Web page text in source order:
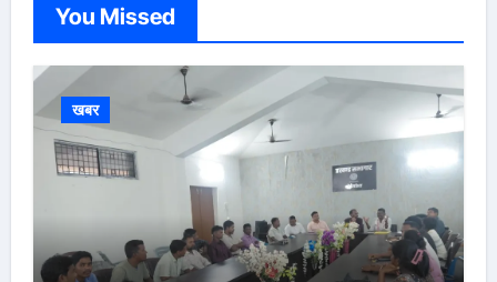
You Missed
खबर